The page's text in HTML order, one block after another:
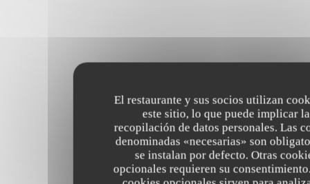
El restaurante y sus socios utilizan
este sitio, lo que puede implicar la
recopilación de datos personales. Las
denominadas «necesarias» son
se instalan por defecto. Otras
opcionales requieren su